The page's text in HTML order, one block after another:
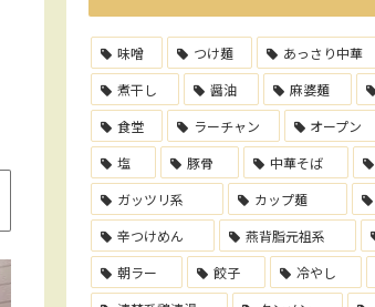
味噌 つけ麺 あっさり中華
煮干し
醤油 麻婆麺
食堂
ラーチャン オープン
塩
豚骨 中華そば
ガッツリ系
カップ麺
辛つけめん
燕背脂元祖系
朝ラー
餃子 冷やし